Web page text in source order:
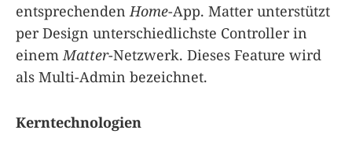
entsprechendenHome-App. Matter unterstützt
per Design unterschiedlichste Controller in
einemMatter-Netzwerk. Dieses Feature wird
als Multi-Admin bezeichnet.
Kerntechnologien